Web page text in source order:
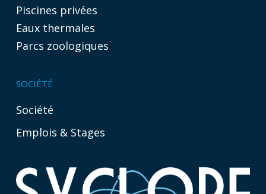
Piscines privées
Eaux thermales
Parcs zoologiques
SOCIÉTÉ
Société
Emplois & Stages